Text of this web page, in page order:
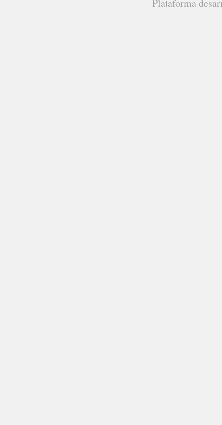
Plataforma